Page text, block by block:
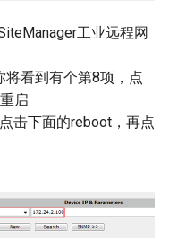
工业远程网
将看到有个第8项，点
启
击下面的reboot，再点